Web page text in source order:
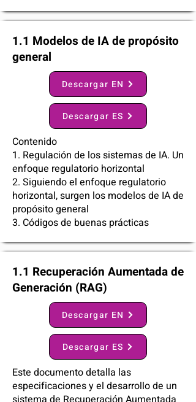
1.1 Modelos de IA de propósito
general
Descargar EN
Descargar ES
Contenido
1.​ Regulación de los sistemas de IA. Un
enfoque regulatorio horizontal
2.​ Siguiendo el enfoque regulatorio
horizontal, surgen los modelos de IA de
propósito general
3.​ Códigos de buenas prácticas
1.1 Recuperación Aumentada de
Generación (RAG)
Descargar EN
Descargar ES
Este documento detalla las
especificaciones y el desarrollo de un